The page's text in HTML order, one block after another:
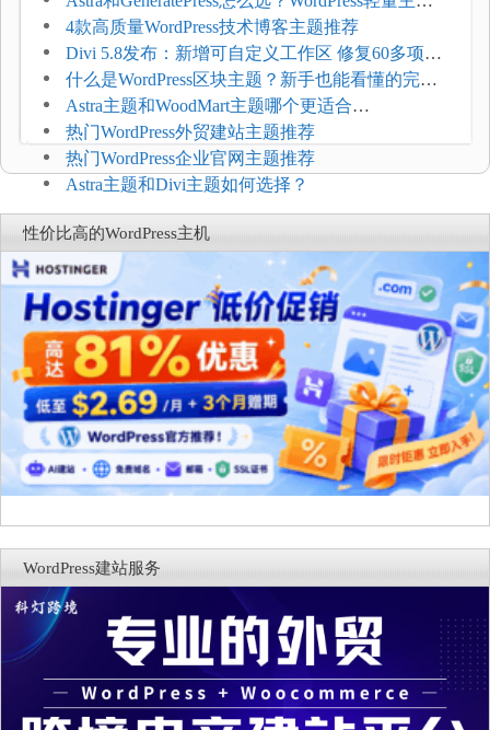
选型维度
4款高质量WordPress技术博客主题推荐
Divi 5.8发布：新增可自定义工作区 修复60多项问
题
什么是WordPress区块主题？新手也能看懂的完整
介绍
Astra主题和WoodMart主题哪个更适合
WooCommerce
热门WordPress外贸建站主题推荐
热门WordPress企业官网主题推荐
Astra主题和Divi主题如何选择？
性价比高的WordPress主机
WordPress建站服务